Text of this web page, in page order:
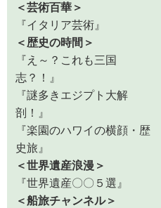
ど、ひと味違った
旅をご案内しま
す。『地球の歩き
方×クラブツーリ
ズム共同企画ツア
ー』で新しい旅を
か？
＜芸術百華＞
『イタリア芸術』
＜歴史の時間＞
『え～？これも三国
志？！』
『謎多きエジプト大解
剖！』
『楽園のハワイの横顔・歴
史旅』
＜世界遺産浪漫＞
『世界遺産〇〇５選』
＜船旅チャンネル＞